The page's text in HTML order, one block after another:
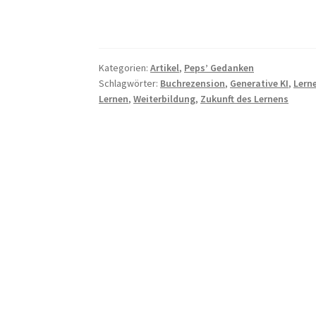
Grenzen
Kategorien:Artikel, Peps’ Gedanken
Schlagwörter: Buchrezension, Generative KI,
Lernen,Weiterbildung, Zukunft des Lernens